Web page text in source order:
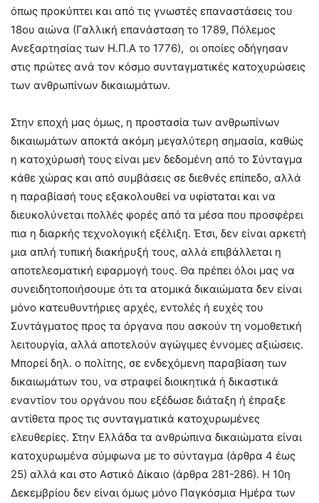
όπως προκύπτει και από τις γνωστές επαναστάσεις του
18ου αιώνα (Γαλλική επανάσταση το 1789, Πόλεμος
Ανεξαρτησίας των Η.Π.Α το 1776), οι οποίες οδήγησαν
στις πρώτες ανά τον κόσμο συνταγματικές κατοχυρώσεις
των ανθρωπίνων δικαιωμάτων.
Στην εποχή μας όμως, η προστασία των ανθρωπίνων
δικαιωμάτων αποκτά ακόμη μεγαλύτερη σημασία, καθώς
η κατοχύρωσή τους είναι μεν δεδομένη από το Σύνταγμα
κάθε χώρας και από συμβάσεις σε διεθνές επίπεδο, αλλά
η παραβίασή τους εξακολουθεί να υφίσταται και να
διευκολύνεται πολλές φορές από τα μέσα που προσφέρει
πια η διαρκής τεχνολογική εξέλιξη. Έτσι, δεν είναι αρκετή
μια απλή τυπική διακήρυξή τους, αλλά επιβάλλεται η
αποτελεσματική εφαρμογή τους. Θα πρέπει όλοι μας να
συνειδητοποιήσουμε ότι τα ατομικά δικαιώματα δεν είναι
μόνο κατευθυντήριες αρχές, εντολές ή ευχές του
Συντάγματος προς τα όργανα που ασκούν τη νομοθετική
λειτουργία, αλλά αποτελούν αγώγιμες έννομες αξιώσεις.
Μπορεί δηλ. ο πολίτης, σε ενδεχόμενη παραβίαση των
δικαιωμάτων του, να στραφεί διοικητικά ή δικαστικά
εναντίον του οργάνου που εξέδωσε διάταξη ή έπραξε
αντίθετα προς τις συνταγματικά κατοχυρωμένες
ελευθερίες. Στην Ελλάδα τα ανθρώπινα δικαιώματα είναι
κατοχυρωμένα σύμφωνα με το σύνταγμα (άρθρα 4 έως
25) αλλά και στο Αστικό Δίκαιο (άρθρα 281-286). Η 10η
Δεκεμβρίου δεν είναι όμως μόνο Παγκόσμια Ημέρα των